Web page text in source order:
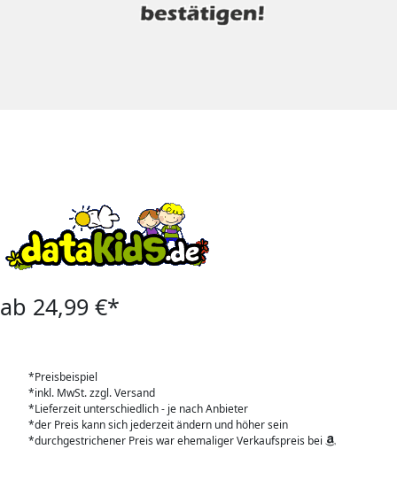
ab 24,99 €*
*Preisbeispiel
*inkl. MwSt. zzgl. Versand
*Lieferzeit unterschiedlich - je nach Anbieter
*der Preis kann sich jederzeit ändern und höher sein
*durchgestrichener Preis war ehemaliger Verkaufspreis bei